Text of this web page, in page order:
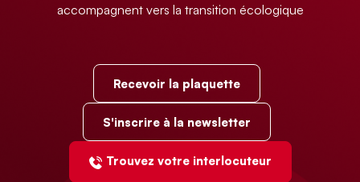
accompagnent vers la transition écologique
Recevoir la plaquette
S'inscrire à la newsletter
Trouvez votre interlocuteur